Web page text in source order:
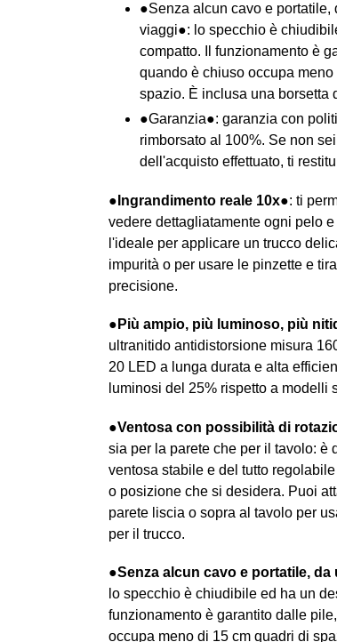
●Senza alcun cavo e portatile,
viaggi●: lo specchio è
compatto. Il funzionamento è
quando è chiuso occupa
spazio. È inclusa una borsetta
●Garanzia●: garanzia con
rimborsato al 100%. Se non
dell'acquisto effettuato, ti
●Ingrandimento reale 10x●: ti
vedere dettagliatamente ogni pelo
l'ideale per applicare un trucco
impurità o per usare le pinzette e
precisione.
●Più ampio, più luminoso, più
ultranitido antidistorsione misura
20 LED a lunga durata e alta
luminosi del 25% rispetto a modelli
●Ventosa con possibilità di
sia per la parete che per il tavolo: è
ventosa stabile e del tutto
o posizione che si desidera. Puoi
parete liscia o sopra al tavolo per
per il trucco.
●Senza alcun cavo e portatile,
lo specchio è chiudibile ed ha un
funzionamento è garantito dalle
occupa meno di 15 cm quadri di